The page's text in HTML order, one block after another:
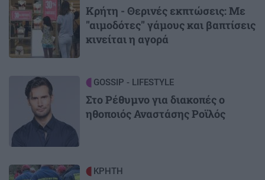
Κρήτη - Θερινές εκπτώσεις: Με
"αιμοδότες" γάμους και βαπτίσεις
κινείται η αγορά
Image GOSSIP - LIFESTYLE
Στο Ρέθυμνο για διακοπές ο
ηθοποιός Αναστάσης Ροϊλός
Image ΚΡΗΤΗ